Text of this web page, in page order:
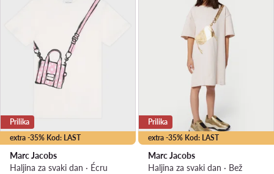
extra -35% Kod: LAST
Prilika
Marc Jacobs
Haljina za svaki dan · Écru
extra -35% Kod: LAST
Prilika
Marc Jacobs
Haljina za svaki dan · Bež